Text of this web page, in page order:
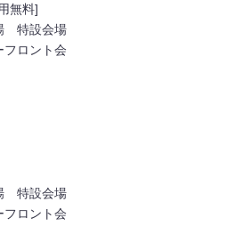
無料]
特設会場
ロント会
特設会場
ロント会